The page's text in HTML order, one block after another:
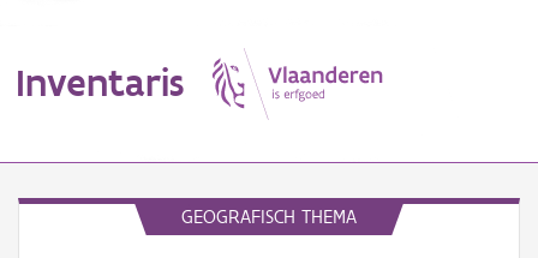
Inventaris
GEOGRAFISCH THEMA